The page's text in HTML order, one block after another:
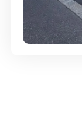
Service